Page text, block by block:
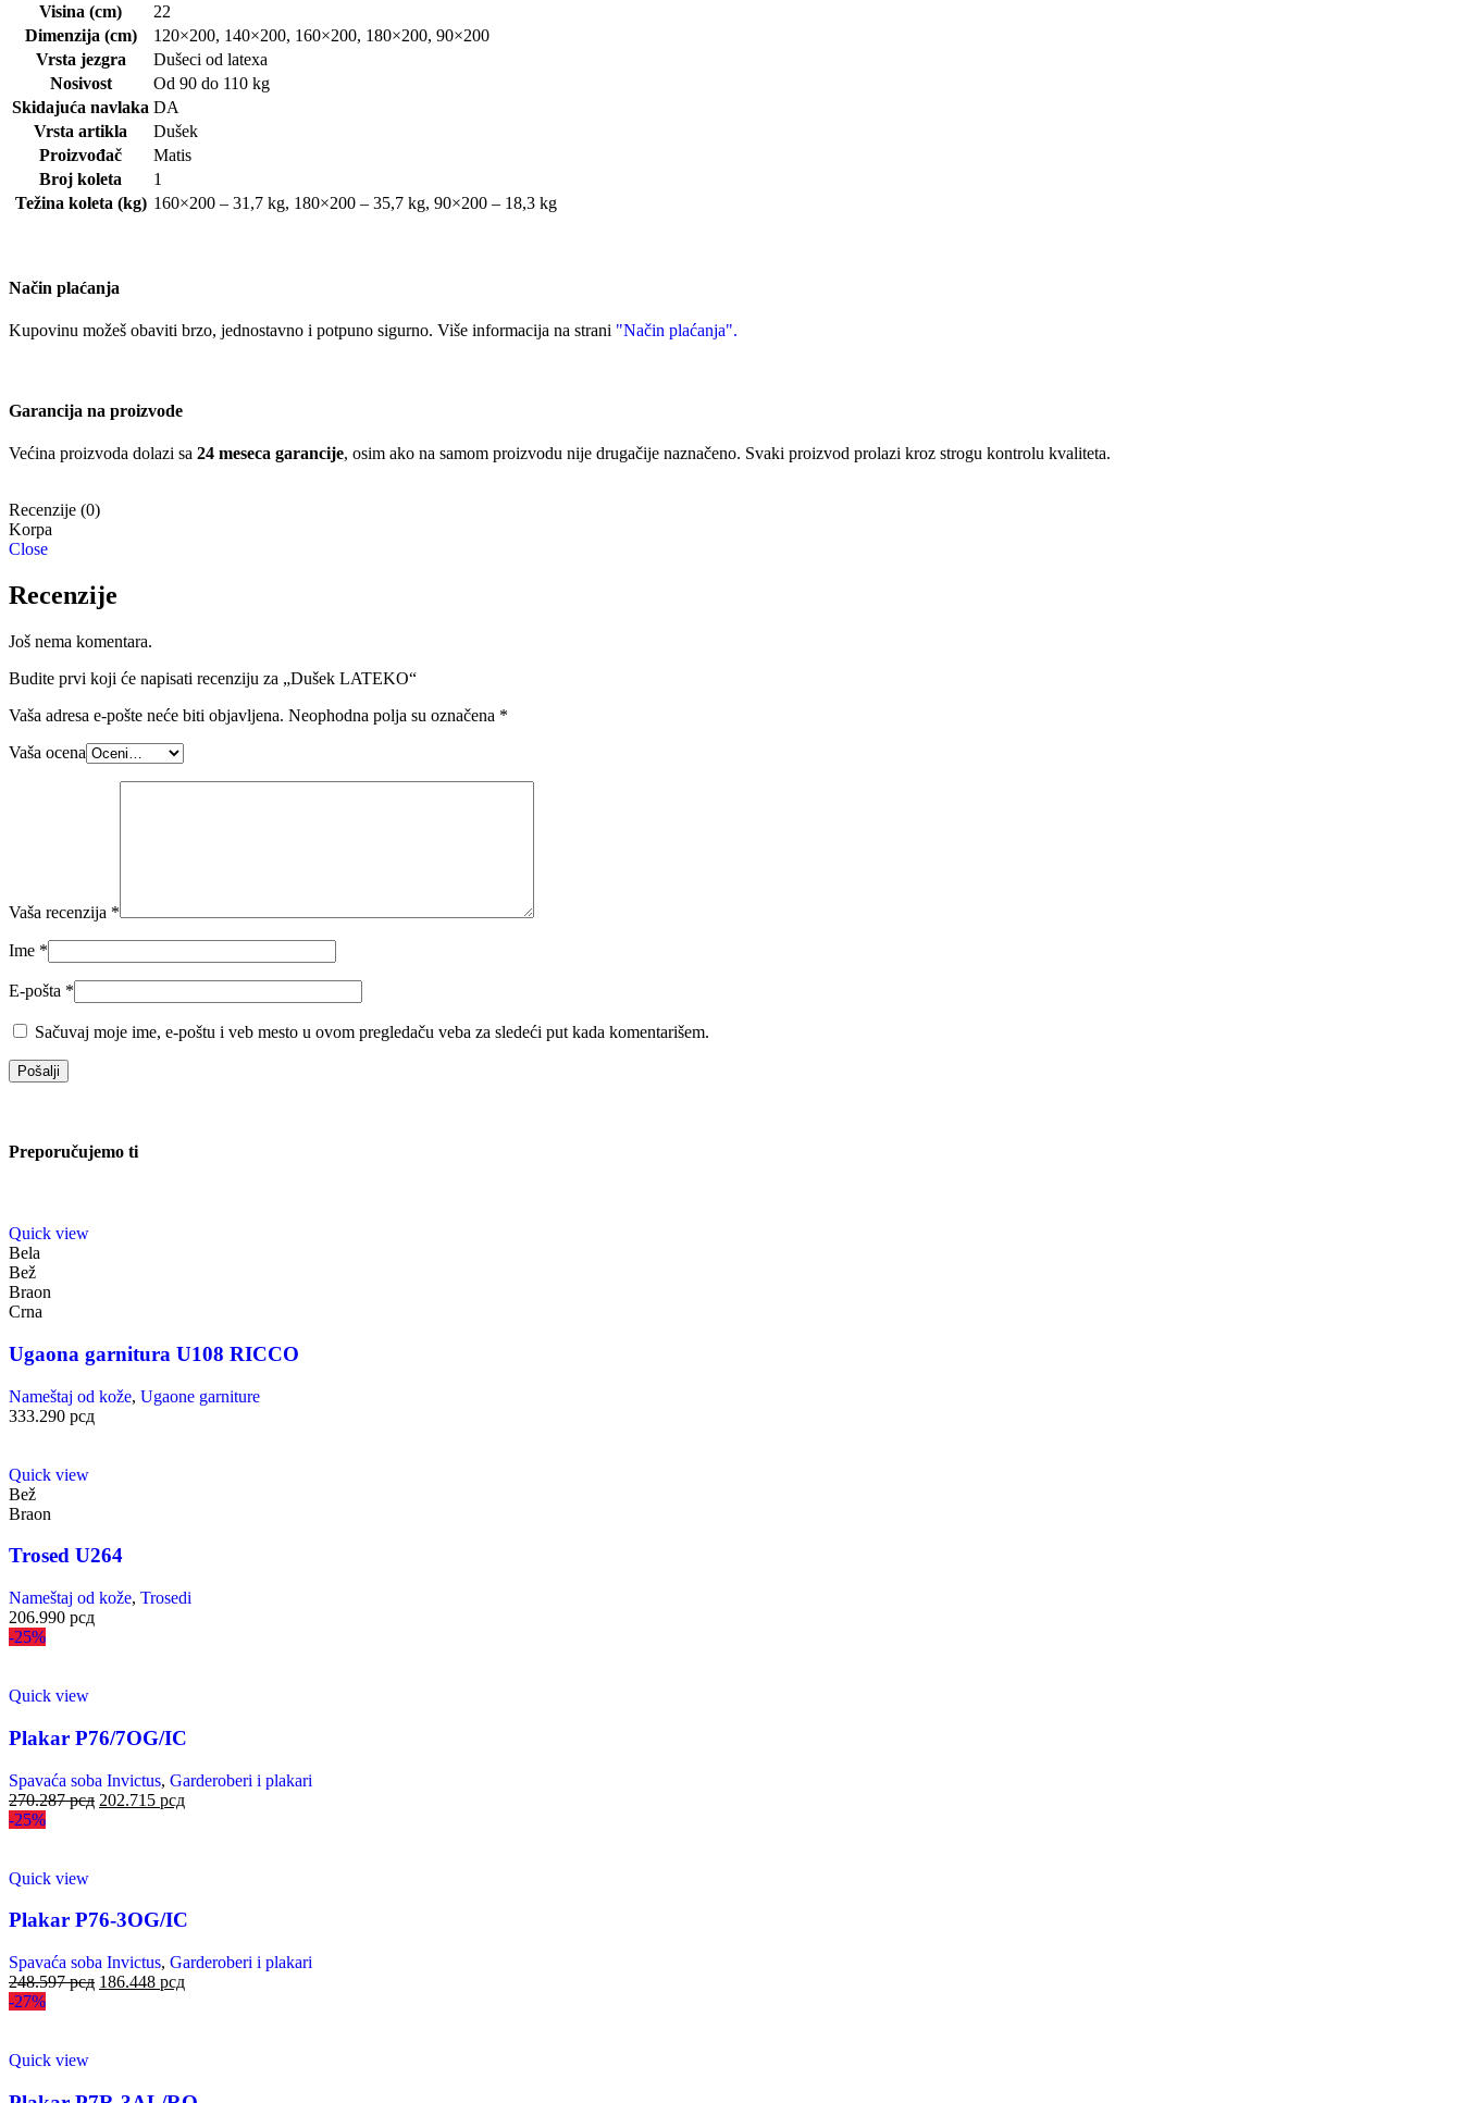
Visina (cm)
22
Dimenzija (cm)
120×200, 140×200, 160×200, 180×200, 90×200
Vrsta jezgra
Dušeci od latexa
Nosivost
Od 90 do 110 kg
Skidajuća navlaka DA
Vrsta artikla
Dušek
Proizvođač
Matis
Broj koleta
1
Težina koleta (kg) 160×200 – 31,7 kg, 180×200 – 35,7 kg, 90×200 – 18,3 kg
Način plaćanja
Kupovinu možeš obaviti brzo, jednostavno i potpuno sigurno. Više informacija na strani "Način plaćanja".
Garancija na proizvode
Većina proizvoda dolazi sa 24 meseca garancije, osim ako na samom proizvodu nije drugačije naznačeno. Svaki proizvod prolazi kroz strogu kontrolu kvaliteta.
Recenzije (0)
Close
Recenzije
Još nema komentara.
Budite prvi koji će napisati recenziju za „Dušek LATEKO“
Vaša adresa e-pošte neće biti objavljena. Neophodna polja su označena *
Vaša ocena
Vaša recenzija *
Ime *
E-pošta *
Sačuvaj moje ime, e-poštu i veb mesto u ovom pregledaču veba za sledeći put kada komentarišem.
Preporučujemo ti
Quick view
Bela
Bež
Braon
Crna
Ugaona garnitura U108 RICCO
Nameštaj od kože, Ugaone garniture
333.290 рсд
Quick view
Bež
Braon
Trosed U264
Nameštaj od kože, Trosedi
206.990 рсд
-25%
Quick view
Plakar P76/7OG/IC
Spavaća soba Invictus, Garderoberi i plakari
270.287рсд 202.715 рсд
-25%
Quick view
Plakar P76-3OG/IC
Spavaća soba Invictus, Garderoberi i plakari
248.597рсд 186.448 рсд
-27%
Quick view